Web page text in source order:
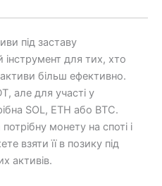
під заставу
для тих, хто
більш ефективно.
але для участі у
SOL, ETH або BTC.
монету на споті і
взяти її в позику під
активів.